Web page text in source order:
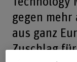
gegen
aus ganz
Zuschlag